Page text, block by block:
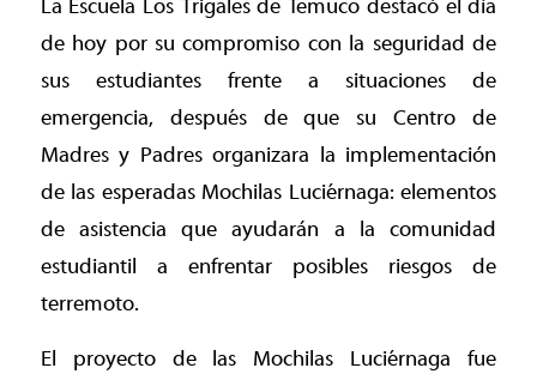
La Escuela Los Trigales de Temuco destacó el día
de hoy por su compromiso con la seguridad de
sus estudiantes frente a situaciones de
emergencia, después de que su Centro de
Madres y Padres organizara la implementación
de las esperadas Mochilas Luciérnaga: elementos
de asistencia que ayudarán a la comunidad
estudiantil a enfrentar posibles riesgos de
terremoto.
El proyecto de las Mochilas Luciérnaga fue